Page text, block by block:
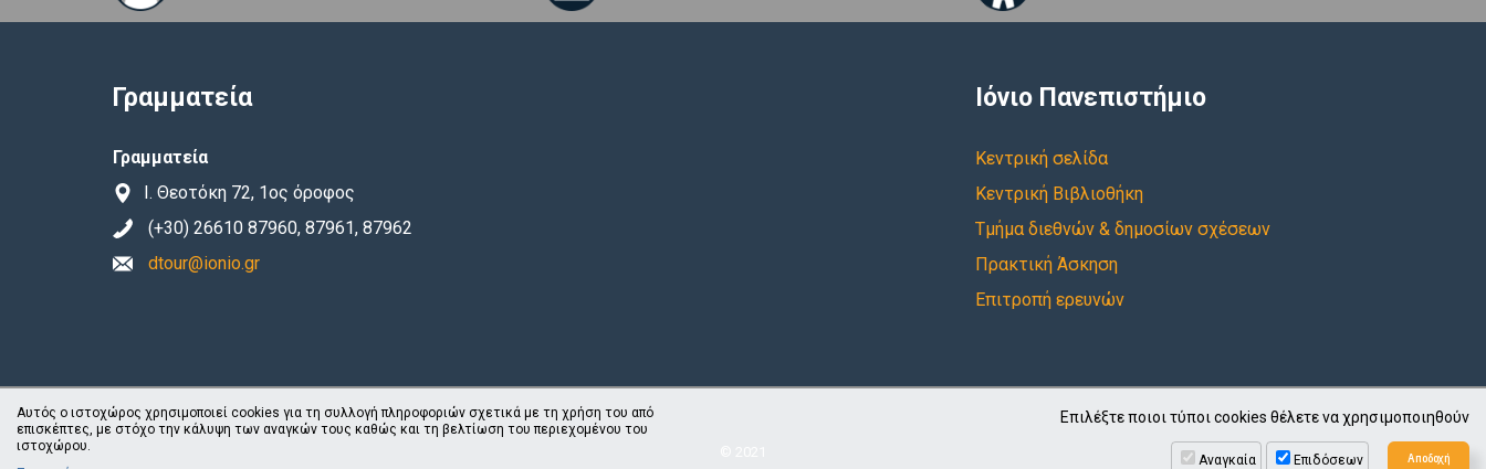
Γραμματεία
Γραμματεία
Ι. Θεοτόκη 72, 1ος όροφος
(+30) 26610 87960, 87961, 87962
dtour@ionio.gr
Ιόνιο Πανεπιστήμιο
Κεντρική σελίδα
Κεντρική Βιβλιοθήκη
Τμήμα διεθνών & δημοσίων σχέσεων
Πρακτική Άσκηση
Επιτροπή ερευνών
Αυτός ο ιστοχώρος χρησιμοποιεί cookies για τη συλλογή πληροφοριών σχετικά με τη χρήση του από
επισκέπτες, με στόχο την κάλυψη των αναγκών τους καθώς και τη βελτίωση του περιεχομένου του
ιστοχώρου.
Επιλέξτε ποιοι τύποι cookies θέλετε να χρησιμοποιηθούν
Αναγκαία Επιδόσεων